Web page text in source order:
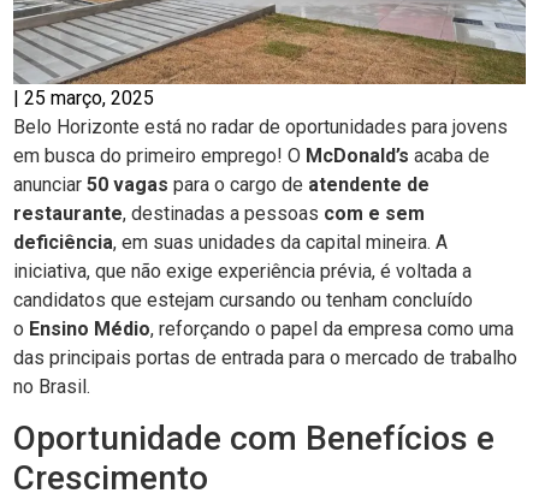
| 25 março, 2025
Belo Horizonte está no radar de oportunidades para jovens
em busca do primeiro emprego! O McDonald’s acaba de
anunciar 50 vagas para o cargo de atendente de
restaurante, destinadas a pessoas com e sem
deficiência, em suas unidades da capital mineira. A
iniciativa, que não exige experiência prévia, é voltada a
candidatos que estejam cursando ou tenham concluído
o Ensino Médio, reforçando o papel da empresa como uma
das principais portas de entrada para o mercado de trabalho
no Brasil.
Oportunidade com Benefícios e
Crescimento